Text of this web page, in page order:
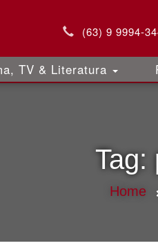
(63) 9 9994-
TV & Literatura
Tag:
Home